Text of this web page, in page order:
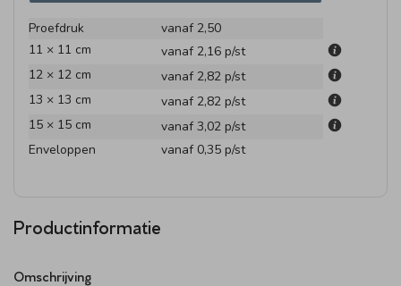
Proefdruk
vanaf 2,50
11 × 11 cm
vanaf 2,16 p/st
12 × 12 cm
vanaf 2,82 p/st
13 × 13 cm
vanaf 2,82 p/st
15 × 15 cm
vanaf 3,02 p/st
Enveloppen
vanaf 0,35 p/st
Productinformatie
Omschrijving